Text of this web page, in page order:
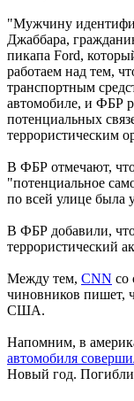
"Мужчину
Джаббара,
пикапа Ford,
работаем над тем,
транспортным
автомобиле, и ФБР
потенциальных
террористическим
В ФБР отмечают,
"потенциальное
по всей улице была
В ФБР добавили,
террористический
Между тем, CNN со
чиновников пишет,
США.
Напомним, в
автомобиля
Новый год. Погибли